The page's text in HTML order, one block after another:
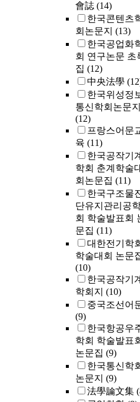
會誌 (14)
한국콘텐츠
회논문지 (13)
한국공업화
회 연구논문 초
집 (12)
中央法學
한국위성정
통신학회논문지
(12)
프랑스어문
육 (11)
한국공작기계
학회 춘계학술
회논문집 (11)
한국구조물
단유지관리공
회 학술발표회
문집 (11)
대한전기학
학술대회 논문
(10)
한국공작기계
학회지 (10)
중국조선어
(9)
한국항공우
학회 학술발표
논문집 (9)
한국통신학
논문지 (9)
法學論文集